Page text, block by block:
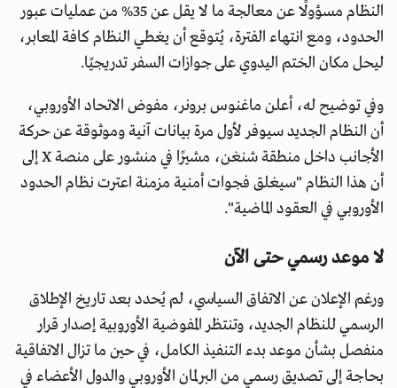
النظام مسؤولًا عن معالجة ما لا يقل عن 35% من عمليات عبور
الحدود، ومع انتهاء الفترة، يُتوقع أن يغطي النظام كافة المعابر،
ليحل مكان الختم اليدوي على جوازات السفر تدريجيًا.
وفي توضيح له، أعلن ماغنوس برونر، مفوض الاتحاد الأوروبي،
أن النظام الجديد سيوفر لأول مرة بيانات آنية وموثوقة عن حركة
الأجانب داخل منطقة شنغن، مشيرًا في منشور على منصة X إلى
أن هذا النظام "سيغلق فجوات أمنية مزمنة اعترت نظام الحدود
الأوروبي في العقود الماضية".
لا موعد رسمي حتى الآن
ورغم الإعلان عن الاتفاق السياسي، لم يُحدد بعد تاريخ الإطلاق
الرسمي للنظام الجديد، وتنتظر المفوضية الأوروبية إصدار قرار
منفصل بشأن موعد بدء التنفيذ الكامل، في حين ما تزال الاتفاقية
بحاجة إلى تصديق رسمي من البرلمان الأوروبي والدول الأعضاء في